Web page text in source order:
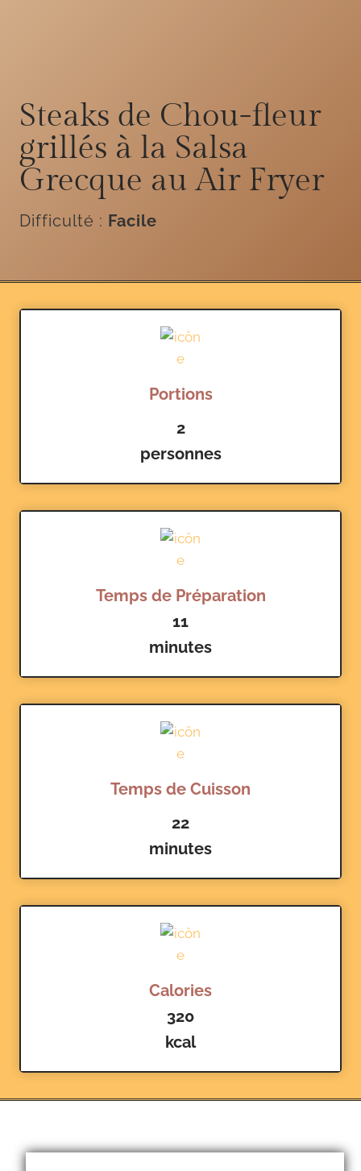
Steaks de Chou-fleur
grillés à la Salsa
Grecque au Air Fryer
Difficulté : Facile
Portions
2
personnes
Temps de Préparation
11
minutes
Temps de Cuisson
22
minutes
Calories
320
kcal